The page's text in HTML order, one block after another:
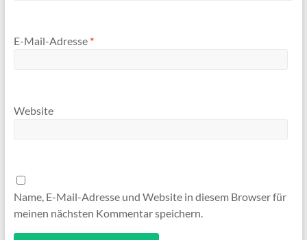
E-Mail-Adresse *
Website
Name, E-Mail-Adresse und Website in diesem Browser für
meinen nächsten Kommentar speichern.